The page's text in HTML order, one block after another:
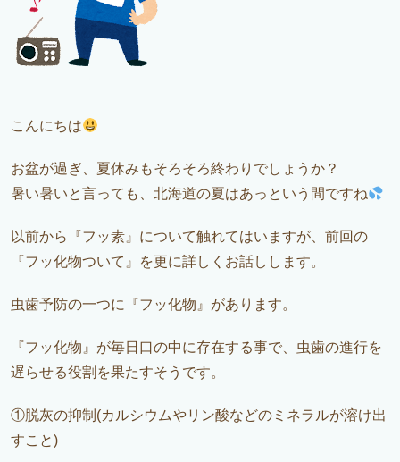
こんにちは
お盆が過ぎ、夏休みもそろそろ終わりでしょうか？
暑い暑いと言っても、北海道の夏はあっという間ですね
以前から『フッ素』について触れてはいますが、前回の
『フッ化物ついて』を更に詳しくお話しします。
虫歯予防の一つに『フッ化物』があります。
『フッ化物』が毎日口の中に存在する事で、虫歯の進行を
遅らせる役割を果たすそうです。
①脱灰の抑制(カルシウムやリン酸などのミネラルが溶け出
すこと)